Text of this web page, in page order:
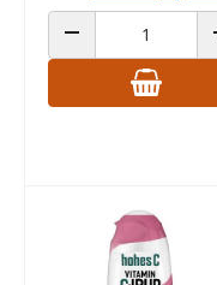
ANZAHL VERRINGERN